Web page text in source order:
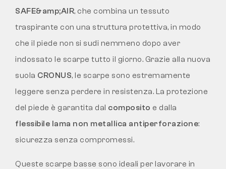
SAFE&amp;AIR, che combina un tessuto
traspirante con una struttura protettiva, in modo
che il piede non si sudi nemmeno dopo aver
indossato le scarpe tutto il giorno. Grazie alla nuova
suola CRONUS, le scarpe sono estremamente
leggere senza perdere in resistenza. La protezione
del piede è garantita dal composito e dalla
flessibile lama non metallica antiperforazione:
sicurezza senza compromessi.
Queste scarpe basse sono ideali per lavorare in